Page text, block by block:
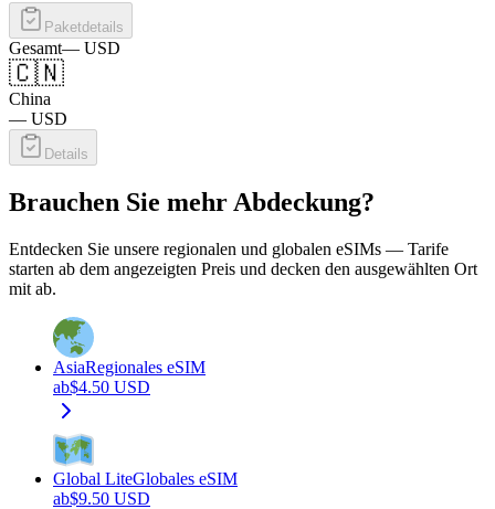
Paketdetails
Gesamt— USD
🇨🇳
China
— USD
Details
Brauchen Sie mehr Abdeckung?
Entdecken Sie unsere regionalen und globalen eSIMs — Tarife
starten ab dem angezeigten Preis und decken den ausgewählten Ort
mit ab.
AsiaRegionales eSIM
ab$4.50 USD
Global LiteGlobales eSIM
ab$9.50 USD